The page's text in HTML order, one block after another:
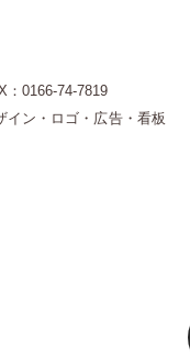
0166-74-7819
イン・ロゴ・広告・看板